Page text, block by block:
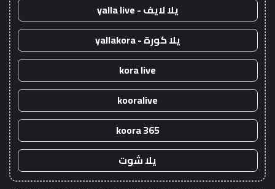
يلا لايف - yalla live
يلا كورة - yallakora
kora live
kooralive
koora 365
يلا شوت